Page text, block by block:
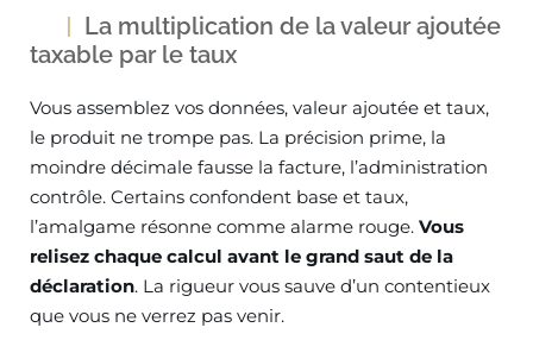
La multiplication de la valeur ajoutée
taxable par le taux
Vous assemblez vos données, valeur ajoutée et taux,
le produit ne trompe pas. La précision prime, la
moindre décimale fausse la facture, l’administration
contrôle. Certains confondent base et taux,
l’amalgame résonne comme alarme rouge. Vous
relisez chaque calcul avant le grand saut de la
déclaration. La rigueur vous sauve d’un contentieux
que vous ne verrez pas venir.